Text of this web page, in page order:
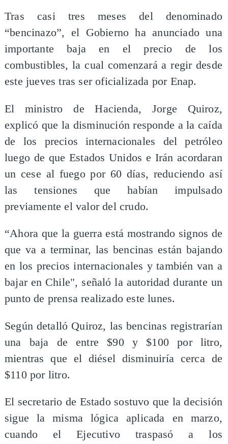
Tras casi tres meses del denominado
“bencinazo”, el Gobierno ha anunciado una
importante baja en el precio de los
combustibles, la cual comenzará a regir desde
este jueves tras ser oficializada por Enap.
El ministro de Hacienda, Jorge Quiroz,
explicó que la disminución responde a la caída
de los precios internacionales del petróleo
luego de que Estados Unidos e Irán acordaran
un cese al fuego por 60 días, reduciendo así
las tensiones que habían impulsado
previamente el valor del crudo.
“Ahora que la guerra está mostrando signos de
que va a terminar, las bencinas están bajando
en los precios internacionales y también van a
bajar en Chile", señaló la autoridad durante un
punto de prensa realizado este lunes.
Según detalló Quiroz, las bencinas registrarían
una baja de entre $90 y $100 por litro,
mientras que el diésel disminuiría cerca de
$110 por litro.
El secretario de Estado sostuvo que la decisión
sigue la misma lógica aplicada en marzo,
cuando el Ejecutivo traspasó a los